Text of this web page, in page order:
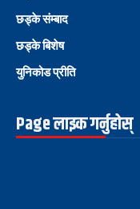
छड्के संम्बाद
छड्के बिशेष
युनिकोड प्रीति
Page लाइक गर्नुहोस्